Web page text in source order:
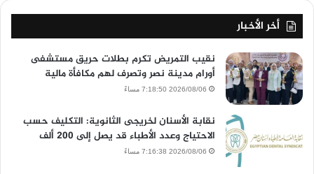
أخر الأخبار
نقيب التمريض تكرم بطلات حريق مستشفى
أورام مدينة نصر وتصرف لهم مكافأة مالية
2026/08/06 7:18:50 مساءً
نقابة الأسنان لخريجى الثانوية: التكليف حسب
الاحتياج وعدد الأطباء قد يصل إلى 200 ألف
2026/08/06 7:16:38 مساءً